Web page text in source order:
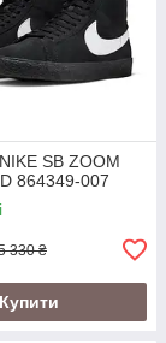
SB ZOOM
864349-007
330 ₴
Купити